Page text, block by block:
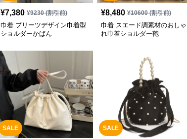
¥7,380 ¥9230(割引前)
巾着 プリーツデザイン巾着型
ショルダーかばん
¥8,480 ¥10600(割引前)
巾着 スエード調素材のおしゃ
れ巾着ショルダー鞄
SALE SALE